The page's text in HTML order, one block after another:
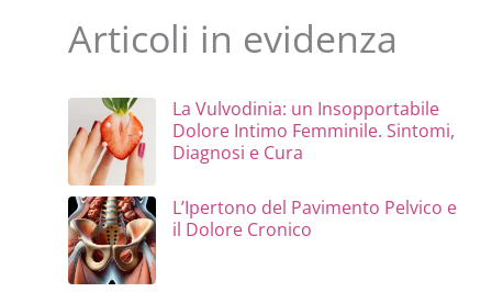
Articoli in evidenza
La Vulvodinia: un Insopportabile
Dolore Intimo Femminile. Sintomi,
Diagnosi e Cura
L’Ipertono del Pavimento Pelvico e
il Dolore Cronico